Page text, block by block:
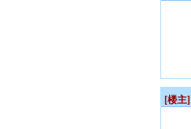
[楼主]